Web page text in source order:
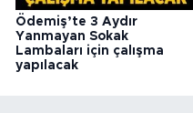
Ödemiş’te 3 Aydır
Yanmayan Sokak
Lambaları için çalışma
yapılacak